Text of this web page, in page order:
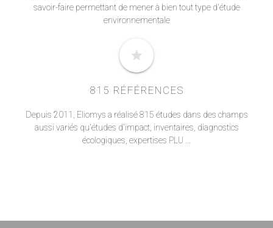
savoir-faire permettant de mener à bien tout type d'étude
environnementale
star
815 RÉFÉRENCES
Depuis 2011, Eliomys a réalisé 815 études dans des champs
aussi variés qu'études d'impact, inventaires, diagnostics
écologiques, expertises PLU ...